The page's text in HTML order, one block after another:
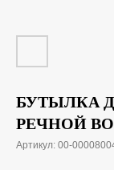
БУТЫЛКА
РЕЧНОЙ
Артикул: 00-